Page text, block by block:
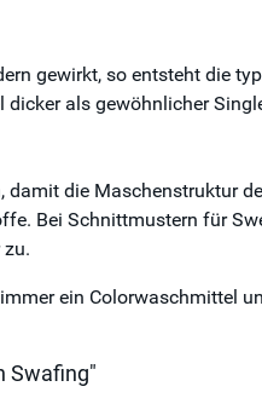
gewirkt, so entsteht die
als gewöhnlicher
damit die Maschenstruktur
Bei Schnittmustern für
ein Colorwaschmittel
Swafing"